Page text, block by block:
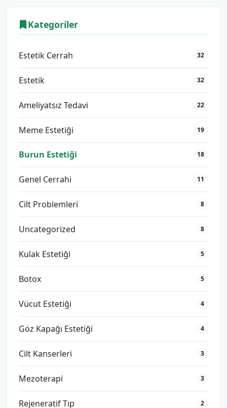
Kategoriler
Estetik Cerrah 32
Estetik 32
Ameliyatsız Tedavi 22
Meme Estetiği 19
Burun Estetiği 18
Genel Cerrahi 11
Cilt Problemleri 8
Uncategorized 8
Kulak Estetiği 5
Botox 5
Vücut Estetiği 4
Göz Kapağı Estetiği 4
Cilt Kanserleri 3
Mezoterapi 3
Rejeneratif Tıp 2